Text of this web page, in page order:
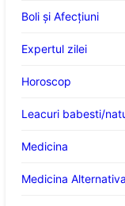
Boli și Afecțiuni
Expertul zilei
Horoscop
Leacuri babesti/
Medicina
Medicina Alternativa